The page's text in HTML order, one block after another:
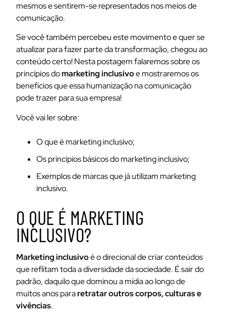
mesmos e sentirem-se representados nos meios de
comunicação.
Se você também percebeu este movimento e quer se
atualizar para fazer parte da transformação, chegou ao
conteúdo certo! Nesta postagem falaremos sobre os
princípios domarketing inclusivoe mostraremos os
benefícios que essa humanização na comunicação
pode trazer para sua empresa!
Você vai ler sobre:
O que é marketing inclusivo;
Os princípios básicos do marketing inclusivo;
Exemplos de marcas que já utilizam marketing
inclusivo.
O QUE É MARKETING
INCLUSIVO?
Marketing inclusivoé o direcional de criar conteúdos
que reflitam toda a diversidade da sociedade. É sair do
padrão, daquilo que dominou a mídia ao longo de
muitos anos pararetratar outros corpos, culturas e
vivências.